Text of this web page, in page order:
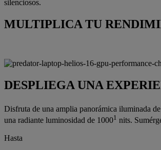
silenciosos.
MULTIPLICA TU
DESPLIEGA UNA
Disfruta de una amplia panorámica iluminada
una radiante luminosidad de 10001 nits.
Hasta